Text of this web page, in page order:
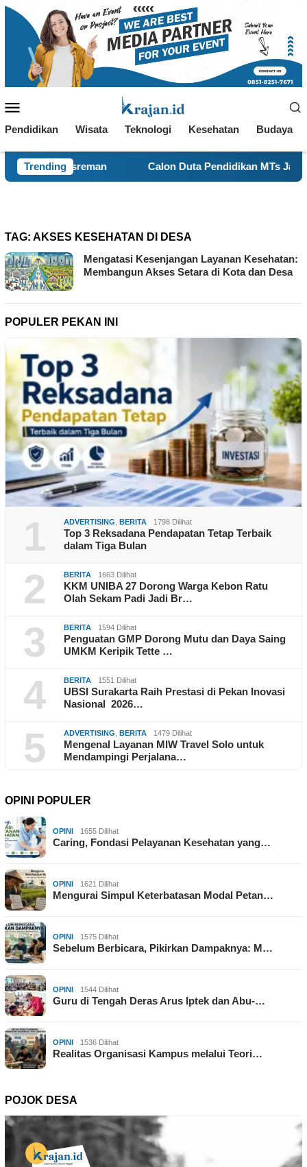
Loncat
Mobile
Pendidikan Wisata Teknologi Kesehatan Budaya
Trending Calon Duta Pendidikan MTs Jabal
TAG: AKSES KESEHATAN DI DESA
Mengatasi Kesenjangan Layanan Kesehatan:
Membangun Akses Setara di Kota dan Desa
POPULER PEKAN INI
1 ADVERTISING BERITA 1798 Dilihat
Top 3 Reksadana Pendapatan Tetap Terbaik
dalam Tiga Bulan
2 BERITA 1663 Dilihat
KKM UNIBA 27 Dorong Warga Kebon Ratu
Olah Sekam Padi Jadi Br…
3 BERITA 1594 Dilihat
Penguatan GMP Dorong Mutu dan Daya Saing
UMKM Keripik Tette …
4 BERITA 1551 Dilihat
UBSI Surakarta Raih Prestasi di Pekan Inovasi
Nasional 2026…
5 ADVERTISING BERITA 1479 Dilihat
Mengenal Layanan MIW Travel Solo untuk
Mendampingi Perjalana…
OPINI POPULER
OPINI 1655 Dilihat
Caring, Fondasi Pelayanan Kesehatan yang…
OPINI 1621 Dilihat
Mengurai Simpul Keterbatasan Modal Petan…
OPINI 1575 Dilihat
Sebelum Berbicara, Pikirkan Dampaknya: M…
OPINI 1544 Dilihat
Guru di Tengah Deras Arus Iptek dan Abu-…
OPINI 1536 Dilihat
Realitas Organisasi Kampus melalui Teori…
POJOK DESA